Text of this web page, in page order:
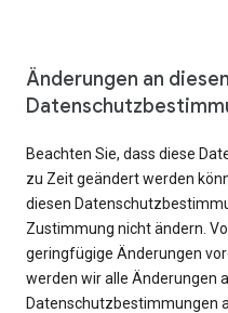
Änderungen an diesen
Beachten Sie, dass diese
zu Zeit geändert werden
diesen
Zustimmung nicht ändern.
geringfügige Änderungen
werden wir alle Änderungen
Datenschutzbestimmungen